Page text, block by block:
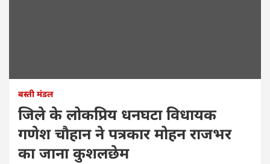
बस्ती मंडल
जिले के लोकप्रिय धनघटा विधायक
गणेश चौहान ने पत्रकार मोहन राजभर
का जाना कुशलछेम